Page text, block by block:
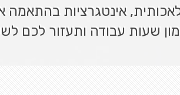
שעות עבודה ותעזור לכם